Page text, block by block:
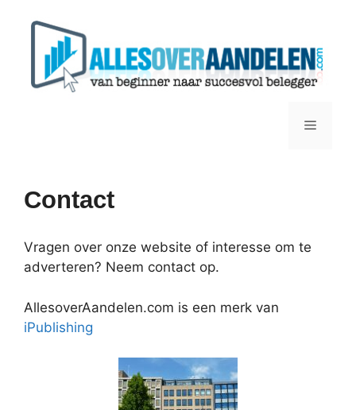
Menu
Contact
Vragen over onze website of interesse om te
adverteren? Neem contact op.
AllesoverAandelen.com is een merk van
iPublishing